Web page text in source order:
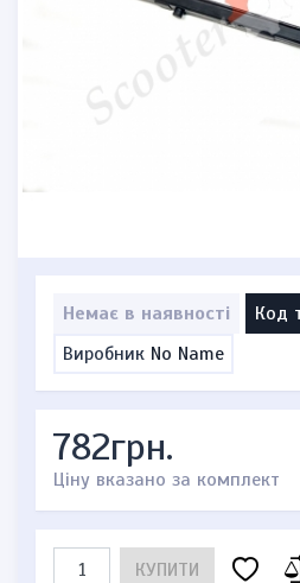
Немає в наявності
Код
Виробник No Name
782грн.
Ціну вказано за комплект
КУПИТИ